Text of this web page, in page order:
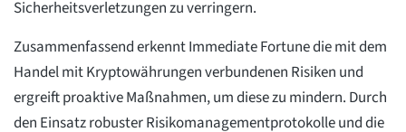
Sicherheitsverletzungen zu verringern.
Zusammenfassend erkennt Immediate Fortune die mit dem
Handel mit Kryptowährungen verbundenen Risiken und
ergreift proaktive Maßnahmen, um diese zu mindern. Durch
den Einsatz robuster Risikomanagementprotokolle und die